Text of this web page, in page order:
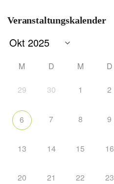
Veranstaltungskalender
M D M D
29 30 1 2
6 7 8 9
13 14 15 16
20 21 22 23